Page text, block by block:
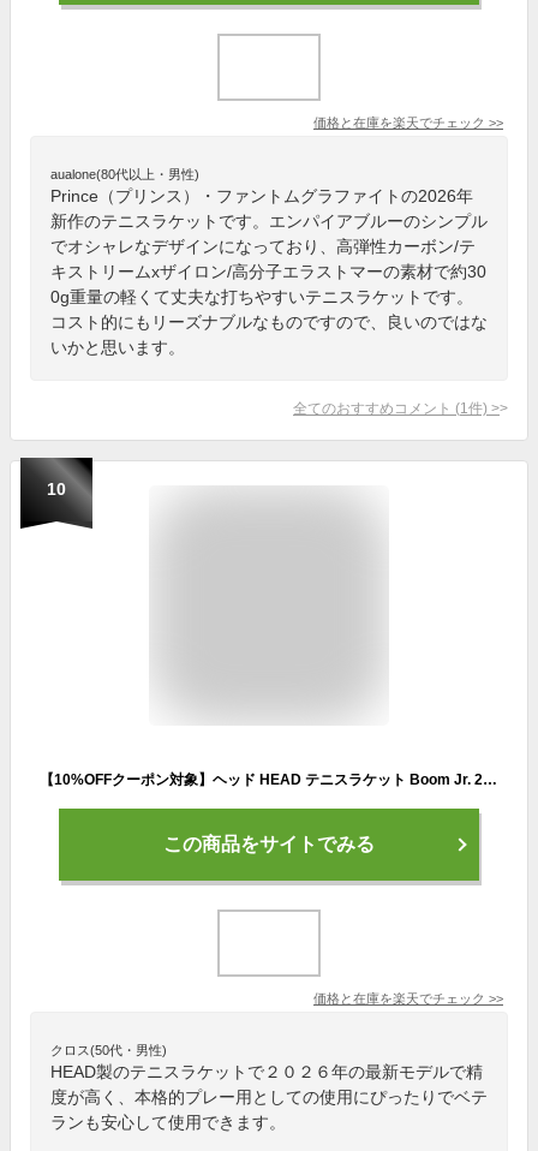
価格と在庫を楽天でチェック >>
aualone(80代以上・男性)
Prince（プリンス）・ファントムグラファイトの2026年
新作のテニスラケットです。エンパイアブルーのシンプル
でオシャレなデザインになっており、高弾性カーボン/テ
キストリームxザイロン/高分子エラストマーの素材で約30
0g重量の軽くて丈夫な打ちやすいテニスラケットです。
コスト的にもリーズナブルなものですので、良いのではな
いかと思います。
全てのおすすめコメント (1 件) >
10
【10%OFFクーポン対象】ヘッド HEAD テニスラケット Boom Jr. 25 Alternate 2026 ブーム ジュニア 25 オルタネート 2026 232456 4月中旬発売予定※予約
この商品をサイトでみる
価格と在庫を楽天でチェック >>
クロス(50代・男性)
HEAD製のテニスラケットで２０２６年の最新モデルで精
度が高く、本格的プレー用としての使用にぴったりでベテ
ランも安心して使用できます。